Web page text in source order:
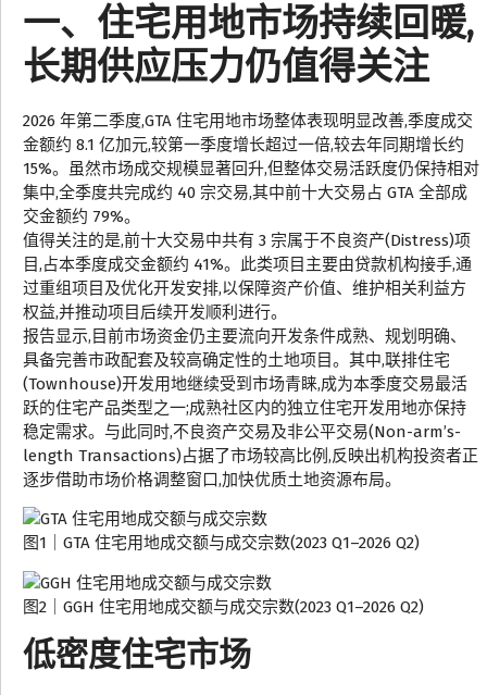
一、住宅用地市场持续回暖,
长期供应压力仍值得关注
2026 年第二季度,GTA 住宅用地市场整体表现明显改善,季度成交
金额约 8.1 亿加元,较第一季度增长超过一倍,较去年同期增长约
15%。虽然市场成交规模显著回升,但整体交易活跃度仍保持相对
集中,全季度共完成约 40 宗交易,其中前十大交易占 GTA 全部成
交金额约 79%。
值得关注的是,前十大交易中共有 3 宗属于不良资产(Distress)项
目,占本季度成交金额约 41%。此类项目主要由贷款机构接手,通
过重组项目及优化开发安排,以保障资产价值、维护相关利益方
权益,并推动项目后续开发顺利进行。
报告显示,目前市场资金仍主要流向开发条件成熟、规划明确、
具备完善市政配套及较高确定性的土地项目。其中,联排住宅
(Townhouse)开发用地继续受到市场青睐,成为本季度交易最活
跃的住宅产品类型之一;成熟社区内的独立住宅开发用地亦保持
稳定需求。与此同时,不良资产交易及非公平交易(Non-arm’s-
length Transactions)占据了市场较高比例,反映出机构投资者正
逐步借助市场价格调整窗口,加快优质土地资源布局。
图1｜GTA 住宅用地成交额与成交宗数(2023 Q1–2026 Q2)
图2｜GGH 住宅用地成交额与成交宗数(2023 Q1–2026 Q2)
低密度住宅市场